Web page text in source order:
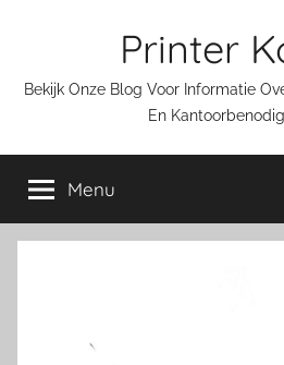
inhoud
Printer
Bekijk Onze Blog Voor Informatie
En
Menu